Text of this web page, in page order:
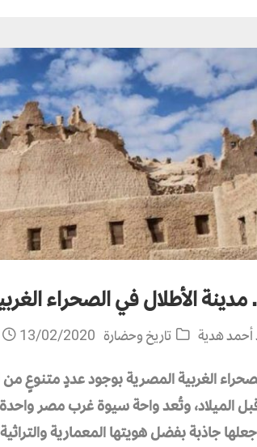
الأطلال في الصحراء
هدية تاريخ وحضارة 13/02/2020
الغربية المصرية بوجود عددٍ متنوعٍ من
الميلاد، وتُعد واحة سيوة غرب مصر
جعلها جاذبة بفضل هويتها المعمارية